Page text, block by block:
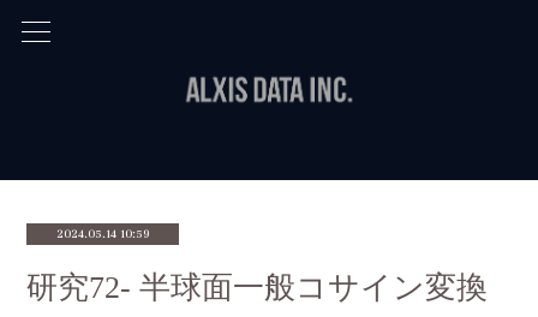
2024.05.14 10:59
研究72- 半球面一般コサイン変換